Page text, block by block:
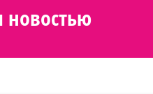
новостью